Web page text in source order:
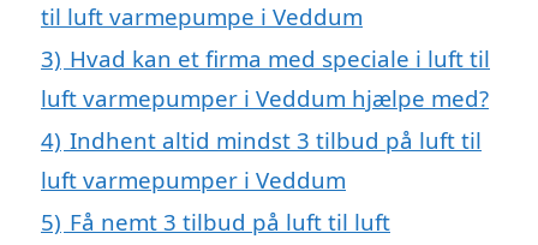
til luft varmepumpe i Veddum
3) Hvad kan et firma med speciale i luft til
luft varmepumper i Veddum hjælpe med?
4) Indhent altid mindst 3 tilbud på luft til
luft varmepumper i Veddum
5) Få nemt 3 tilbud på luft til luft